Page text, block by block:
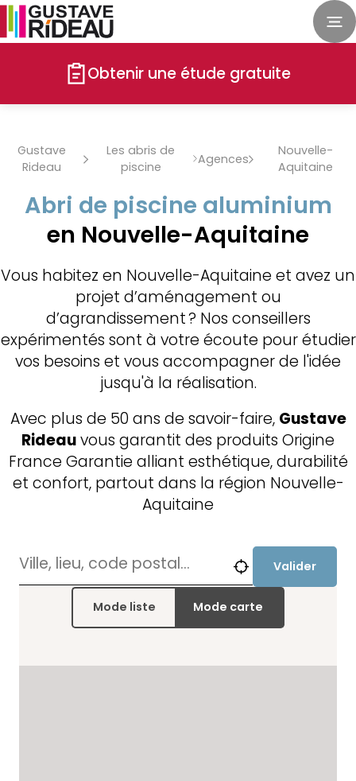
Obtenir une étude gratuite
Gustave
Rideau
Les abris de
piscine
Agences
Nouvelle-
Aquitaine
Abri de piscine aluminium
en Nouvelle-Aquitaine
Vous habitez en Nouvelle-Aquitaine et avez un
projet d’aménagement ou
d’agrandissement ? Nos conseillers
expérimentés sont à votre écoute pour étudier
vos besoins et vous accompagner de l'idée
jusqu'à la réalisation.
Avec plus de 50 ans de savoir-faire, Gustave
Rideauvous garantit des produits Origine
France Garantie alliant esthétique, durabilité
et confort, partout dans la région Nouvelle-
Aquitaine
Valider
Mode liste Mode carte